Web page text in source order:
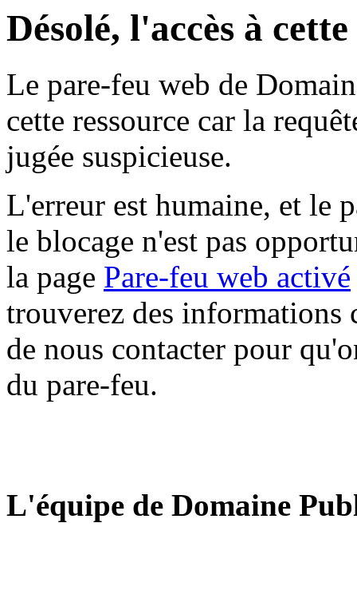
Désolé, l'accès à
Le pare-feu web de
cette ressource car la
jugée suspicieuse.
L'erreur est humaine, et le
le blocage n'est pas
la page Pare-feu web activé
trouverez des informations
de nous contacter pour
du pare-feu.
L'équipe de Domaine